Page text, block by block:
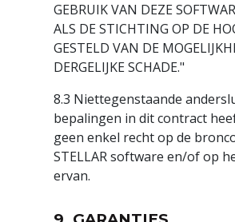
GEBRUIK VAN DEZE
ALS DE STICHTING OP DE
GESTELD VAN DE
DERGELIJKE SCHADE."
8.3 Niettegenstaande
bepalingen in dit contract
geen enkel recht op de
STELLAR software en/of op
ervan.